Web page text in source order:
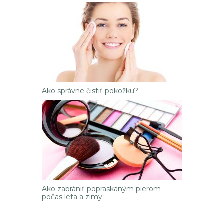
Ako správne čistiť pokožku?
Ako zabrániť popraskaným pierom
počas leta a zimy